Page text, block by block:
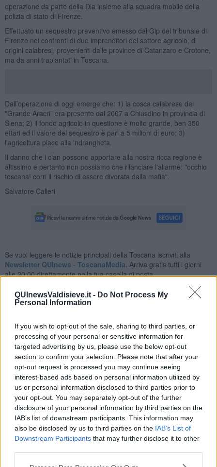
QUInewsValdisieve.it - Do Not Process My
Personal Information
If you wish to opt-out of the sale, sharing to third parties, or
processing of your personal or sensitive information for
targeted advertising by us, please use the below opt-out
section to confirm your selection. Please note that after your
opt-out request is processed you may continue seeing
interest-based ads based on personal information utilized by
us or personal information disclosed to third parties prior to
your opt-out. You may separately opt-out of the further
disclosure of your personal information by third parties on the
IAB’s list of downstream participants. This information may
also be disclosed by us to third parties on the IAB’s List of
Downstream Participants that may further disclose it to other
operazione da parte della Dia insieme alla squadra mobile della
polizia di stato di Firenze.
Effettuato un sequestro preventivo emesso dal Gip del tribunale di
Firenze nei confronti di due imprenditori del settore agricolo, di
origini calabresi, provenienti dalle province di Catanzaro e Crotone,
ma da anni trapiantati in Toscana.
Dall’operazione di oggi emerge che: 1) la cosca calabrese dei
"Grande Aracri" era presente dal 2007 a Chiusdino in provincia di
Siena; 2) il fondo agricolo in questione è molto grande, ben 350
ettari ed il valore del sequestro è pari a 5 milioni di euro; 3)
l'agricoltura piace alla 'ndrangheta.
Il danno che i clan possono apportare alla nostra ricca regione è
altissimo e pertanto non possiamo che rilanciare l'allarme: "occhio
toscana! corri il rischio di essere divorata dalla mafia".
Salvatore Calleri
Se vuoi leggere le notizie principali della Toscana iscriviti alla
Newsletter QUInews - ToscanaMedia. Arriva gratis tutti i giorni
alle 20:00 direttamente nella tua casella di posta.
Ti potrebbe interessare anche:
Articoli dal Blog “Legalità e non solo” di Salvatore Calleri
Il “dopo” Matteo Messina Denaro
Vademecum antimafia per gli elettori
Toscana chiama Palermo
Serve un esercito europeo
I superbonus rischiano di favorire la mafia
Occorre potenziare il controllo del territorio
​Nuovi scenari narcos a Firenze?
Alla 'ndrangheta piace la Toscana
Siamo in una situazione di Red Alert
La "Dichiarazione di Vallombrosa"
La chimera dell'esercito europeo
Politicamente scorrevole
La festa dell'Europa
Il confederalismo è un nodo che viene al pettine